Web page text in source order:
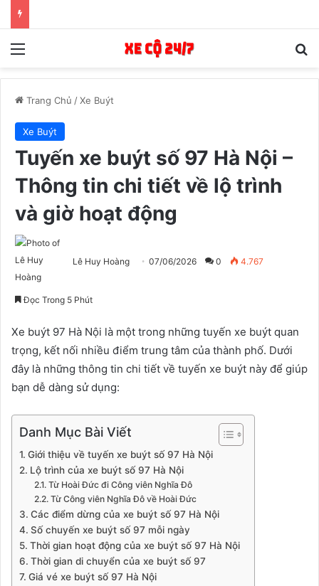
Menu
Trang Chủ /Xe Buýt
Xe Buýt
Tuyến xe buýt số 97 Hà Nội –
Thông tin chi tiết về lộ trình
và giờ hoạt động
Lê Huy Hoàng 07/06/2026 0 4.767
Đọc Trong 5 Phút
Xe buýt 97 Hà Nội là một trong những tuyến xe buýt quan
trọng, kết nối nhiều điểm trung tâm của thành phố. Dưới
đây là những thông tin chi tiết về tuyến xe buýt này để giúp
bạn dễ dàng sử dụng:
Danh Mục Bài Viết
Giới thiệu về tuyến xe buýt số 97 Hà Nội
Lộ trình của xe buýt số 97 Hà Nội
Từ Hoài Đức đi Công viên Nghĩa Đô
Từ Công viên Nghĩa Đô về Hoài Đức
Các điểm dừng của xe buýt số 97 Hà Nội
Số chuyến xe buýt số 97 mỗi ngày
Thời gian hoạt động của xe buýt số 97 Hà Nội
Thời gian di chuyển của xe buýt số 97
Giá vé xe buýt số 97 Hà Nội